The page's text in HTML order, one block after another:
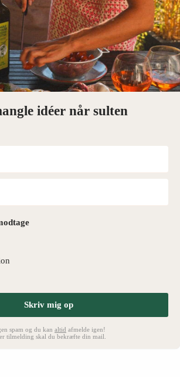
idéer når sulten
Skriv mig op
spam og du kan altid afmelde igen!
tilmelding skal du bekræfte din mail.